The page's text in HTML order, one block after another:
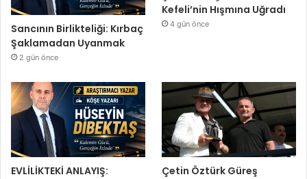
Sancının Birlikteliği: Kırbaç
Şaklamadan Uyanmak
2 gün önce
Kefeli’nin Hışmına Uğradı
4 gün önce
EVLİLİKTEKİ ANLAYIŞ:
Çetin Öztürk Güreş